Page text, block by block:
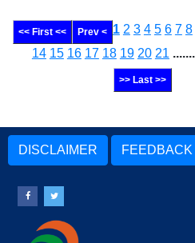
<< First << Prev < 1 2 3 4 5 6 7 8
14 15 16 17 18 19 20 21
>> Last >>
DISCLAIMER FEEDBACK